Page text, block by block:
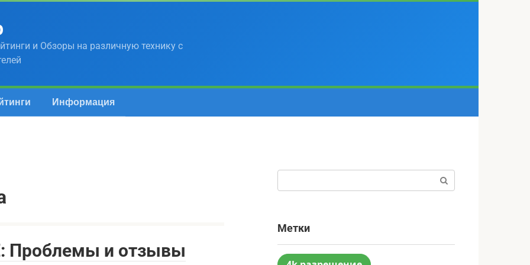
и Обзоры на различную технику с
Информация
Проблемы и отзывы
Метки